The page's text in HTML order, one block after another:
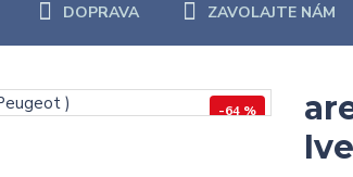
DOPRAVA ZAVOLAJTE NÁM
-64 %